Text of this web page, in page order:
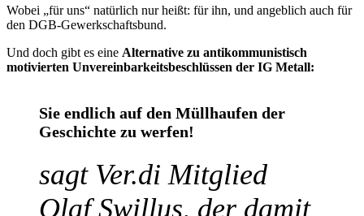
Wobei „für uns“ natürlich nur heißt: für ihn, und angeblich auch für
den DGB-Gewerkschaftsbund.
Und doch gibt es eine Alternative zu antikommunistisch
motivierten Unvereinbarkeitsbeschlüssen der IG Metall:
Sie endlich auf den Müllhaufen der
Geschichte zu werfen!
sagt Ver.di Mitglied
Olaf Swillus, der damit